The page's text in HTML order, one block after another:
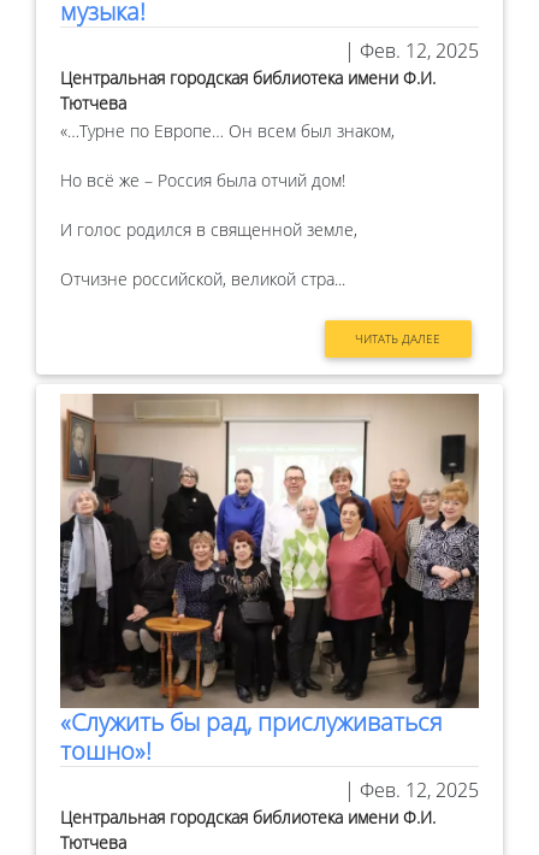
музыка!
| Фев. 12, 2025
Центральная городская библиотека имени Ф.И.
Тютчева
«…Турне по Европе… Он всем был знаком,
Но всё же – Россия была отчий дом!
И голос родился в священной земле,
Отчизне российской, великой стра...
ЧИТАТЬ ДАЛЕЕ
«Служить бы рад, прислуживаться
тошно»!
| Фев. 12, 2025
Центральная городская библиотека имени Ф.И.
Тютчева